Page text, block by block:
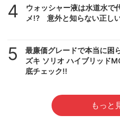
4
ウォッシャー液は水道水で
メ!? 意外と知らない正し
5
最廉価グレードで本当に
ズキ ソリオ ハイブリッド
底チェック!!
もっと